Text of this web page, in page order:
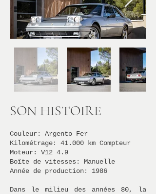
SON HISTOIRE
Couleur: Argento Fer
Kilométrage: 41.000 km Compteur
Moteur: V12 4.9
Boîte de vitesses: Manuelle
Année de production: 1986
Dans le milieu des années 80, la